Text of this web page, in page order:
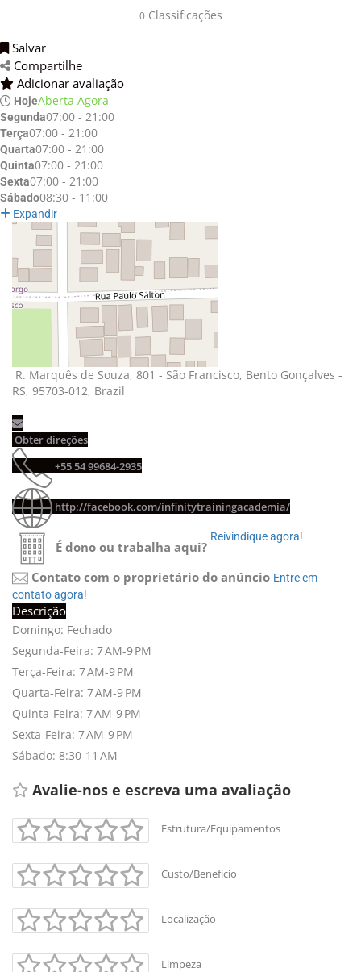
0Classificações
Salvar
Compartilhe
Adicionar avaliação
HojeAberta Agora
Segunda07:00 - 21:00
Terça07:00 - 21:00
Quarta07:00 - 21:00
Quinta07:00 - 21:00
Sexta07:00 - 21:00
Sábado08:30 - 11:00
Expandir
R. Marquês de Souza, 801 - São Francisco, Bento Gonçalves -
RS, 95703-012, Brazil
Obter direções
+55 54 99684-2935
http://facebook.com/infinitytrainingacademia/
É dono ou trabalha aqui?
Reivindique agora!
Contato com o proprietário do anúncio Entre em
contato agora!
Descrição
Domingo: Fechado
Segunda-Feira: 7 AM-9 PM
Terça-Feira: 7 AM-9 PM
Quarta-Feira: 7 AM-9 PM
Quinta-Feira: 7 AM-9 PM
Sexta-Feira: 7 AM-9 PM
Sábado: 8:30-11 AM
Avalie-nos e escreva uma avaliação
Estrutura/Equipamentos
Custo/Benefício
Localização
Limpeza